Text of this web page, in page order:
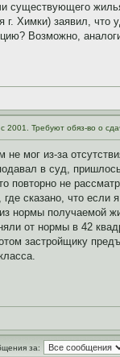
существующего
г. Химки) заявил,
Возможно,
2001. Требуют обяз-во о
мог из-за
в суд,
повторно не
где сказано, что
нормы
от нормы в 42
застройщику
за: